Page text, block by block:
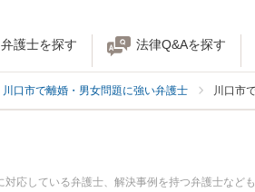
弁護士を探す 法律Q&Aを探す
川口市で離婚・男女問題に強い弁護士 川口市
応している弁護士、解決事例を持つ弁護士など